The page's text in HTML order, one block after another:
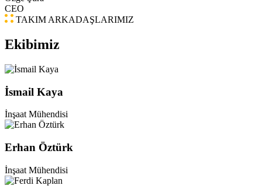
CEO
TAKIM ARKADAŞLARIMIZ
Ekibimiz
İsmail Kaya
İnşaat Mühendisi
Erhan Öztürk
İnşaat Mühendisi